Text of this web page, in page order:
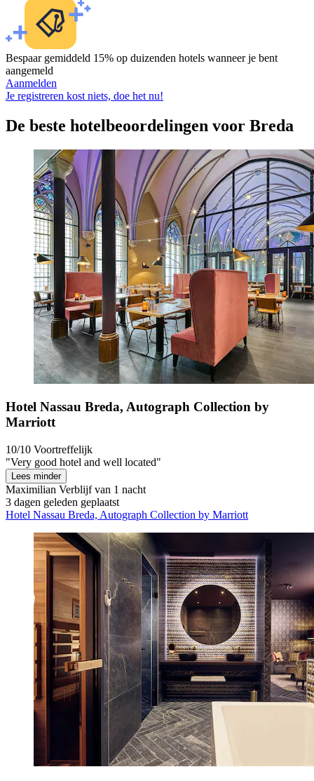
Bespaar gemiddeld 15% op duizenden hotels wanneer je bent
aangemeld
Aanmelden
Je registreren kost niets, doe het nu!
De beste hotelbeoordelingen voor Breda
Hotel Nassau Breda, Autograph Collection by
Marriott
10/10 Voortreffelijk
"Very good hotel and well located"
Lees minder
Maximilian Verblijf van 1 nacht
3 dagen geleden geplaatst
Hotel Nassau Breda, Autograph Collection by Marriott